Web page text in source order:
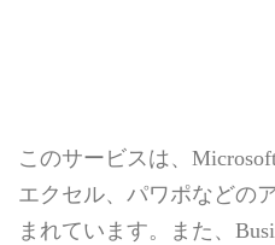
このサービスは、
エクセル、パワポなどの
まれています。また、